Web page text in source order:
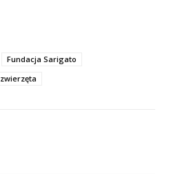
Fundacja Sarigato
zwierzęta